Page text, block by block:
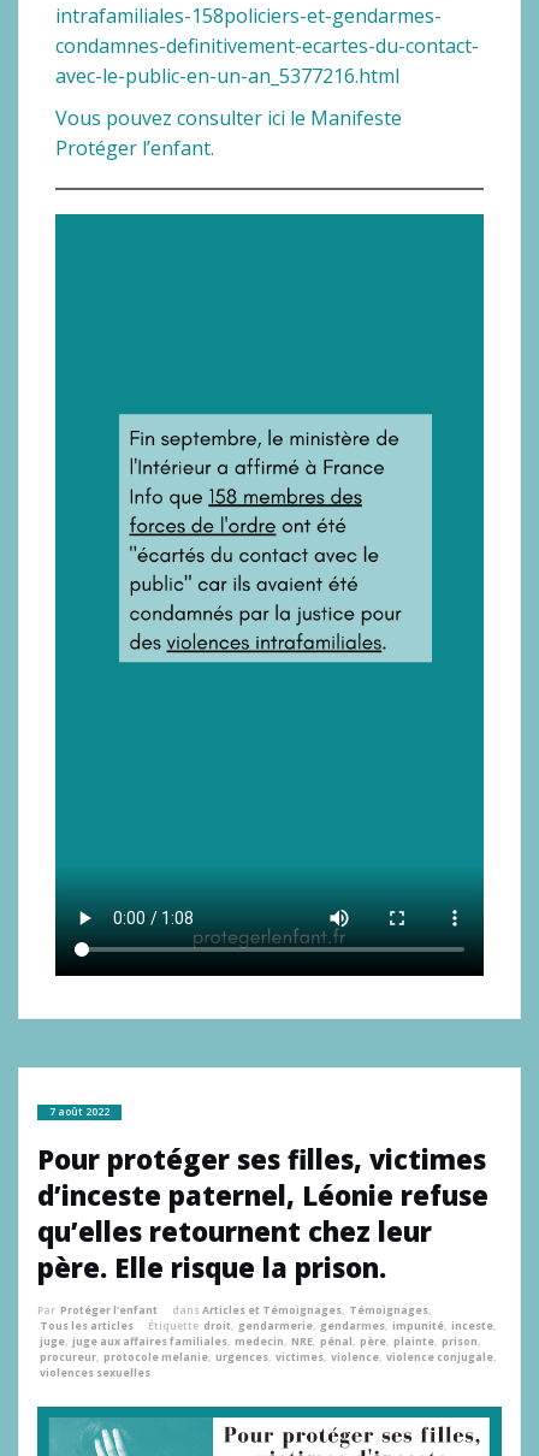
intrafamiliales-158policiers-et-gendarmes-
condamnes-definitivement-ecartes-du-contact-
avec-le-public-en-un-an_5377216.html
Vous pouvez consulter ici le Manifeste
Protéger l’enfant.
7 août 2022
Pour protéger ses filles, victimes
d’inceste paternel, Léonie refuse
qu’elles retournent chez leur
père. Elle risque la prison.
Par Protéger l'enfant dansArticles et Témoignages, Témoignages,
Tous les articles
Étiquette droit, gendarmerie, gendarmes, impunité, inceste,
juge, juge aux affaires familiales, medecin, NRE, pénal, père, plainte, prison,
procureur, protocole melanie, urgences, victimes, violence, violence conjugale,
violences sexuelles